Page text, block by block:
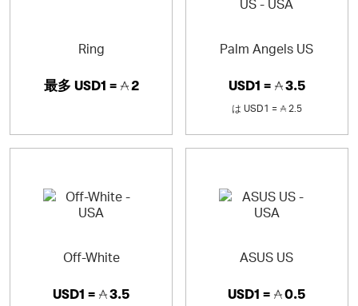
Ring
最多 USD1 = 2
Palm Angels US
USD1 = 3.5
は USD1 = 2.5
Off-White
USD1 = 3.5
ASUS US
USD1 = 0.5